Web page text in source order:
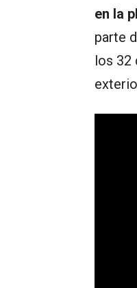
en la
parte
los 32